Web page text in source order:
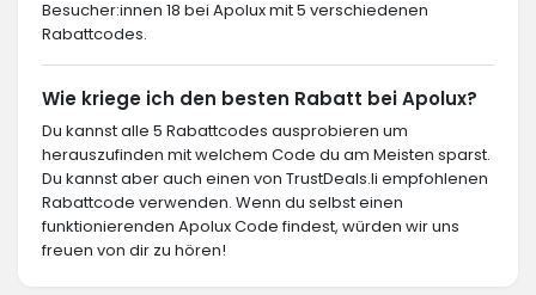
Besucher:innen 18 bei Apolux mit 5 verschiedenen
Rabattcodes.
Wie kriege ich den besten Rabatt bei Apolux?
Du kannst alle 5 Rabattcodes ausprobieren um
herauszufinden mit welchem Code du am Meisten sparst.
Du kannst aber auch einen von TrustDeals.li empfohlenen
Rabattcode verwenden. Wenn du selbst einen
funktionierenden Apolux Code findest, würden wir uns
freuen von dir zu hören!